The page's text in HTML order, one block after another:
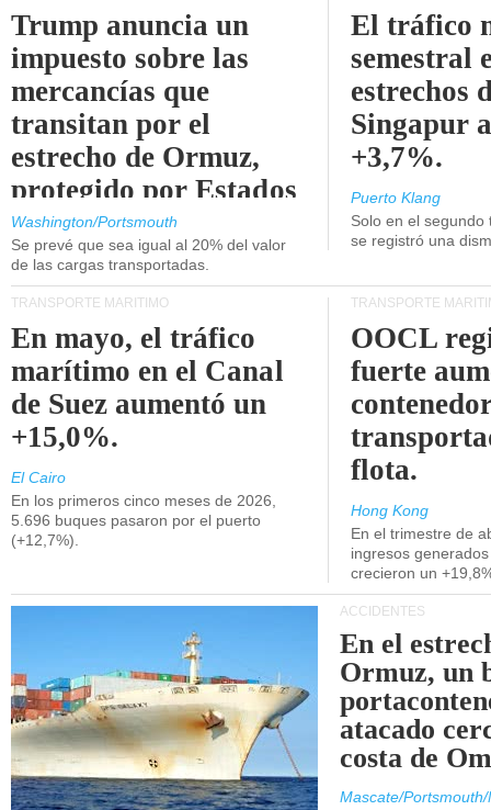
Trump anuncia un
impuesto sobre las
mercancías que
transitan por el
estrecho de Ormuz,
protegido por Estados
Unidos.
Washington/Portsmouth
Se prevé que sea igual al 20% del valor
de las cargas transportadas.
El tráfico
semestral
estrechos
Singapur
+3,7%.
Puerto Klang
Solo en el
se registró una
TRANSPORTE MARÍTIMO
En mayo, el tráfico
marítimo en el Canal
de Suez aumentó un
+15,0%.
El Cairo
En los primeros cinco meses de 2026,
5.696 buques pasaron por el puerto
(+12,7%).
TRANSPORTE
OOCL
fuerte
flota.
Hong Kong
En el trimestre de
ingresos
crecieron un
ACCIDENTES
En el
Ormuz, un
atacado
costa de
Mascate/